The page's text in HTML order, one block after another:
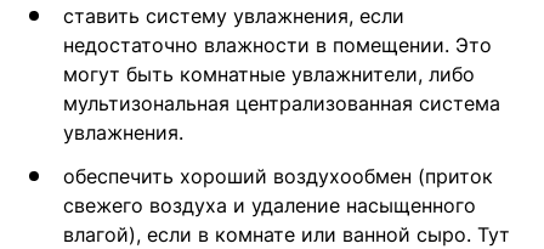
ставить систему увлажнения, если
недостаточно влажности в помещении. Это
могут быть комнатные увлажнители, либо
мультизональная централизованная система
увлажнения.
обеспечить хороший воздухообмен (приток
свежего воздуха и удаление насыщенного
влагой), если в комнате или ванной сыро. Тут